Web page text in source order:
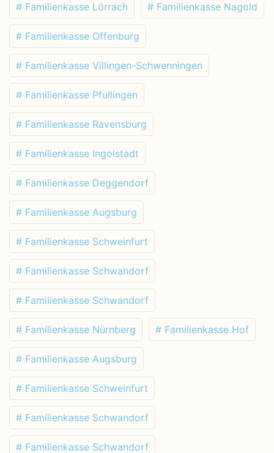
# Familienkasse Lörrach # Familienkasse Nagold
# Familienkasse Offenburg
# Familienkasse Villingen-Schwenningen
# Familienkasse Pfullingen
# Familienkasse Ravensburg
# Familienkasse Ingolstadt
# Familienkasse Deggendorf
# Familienkasse Augsburg
# Familienkasse Schweinfurt
# Familienkasse Schwandorf
# Familienkasse Schwandorf
# Familienkasse Nürnberg # Familienkasse Hof
# Familienkasse Augsburg
# Familienkasse Schweinfurt
# Familienkasse Schwandorf
# Familienkasse Schwandorf